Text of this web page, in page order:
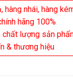
hàng nhái, hàng
hãng 100%
chất lượng sản
& thương hiệu